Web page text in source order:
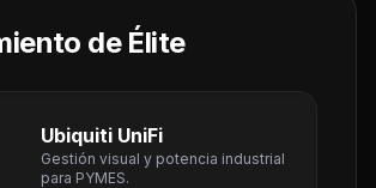
de Élite
Ubiquiti UniFi
Gestión visual y potencia industrial
para PYMES.